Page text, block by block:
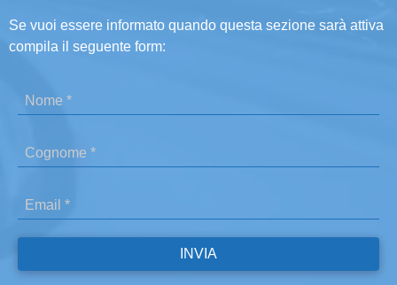
Se vuoi essere informato quando questa sezione sarà attiva
compila il seguente form: